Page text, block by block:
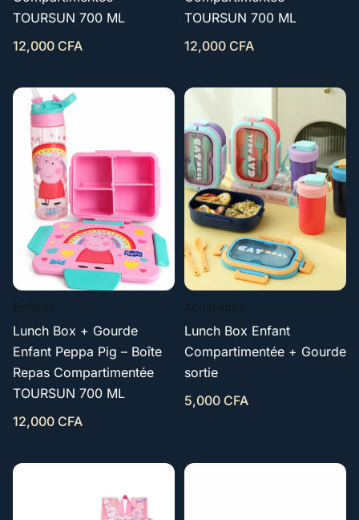
TOURSUN 700 ML
12,000 CFA
TOURSUN 700 ML
12,000 CFA
Lunch Box + Gourde
Enfant Peppa Pig – Boîte
Repas Compartimentée
TOURSUN 700 ML
12,000 CFA
Lunch Box Enfant
Compartimentée + Gourde
sortie
5,000 CFA